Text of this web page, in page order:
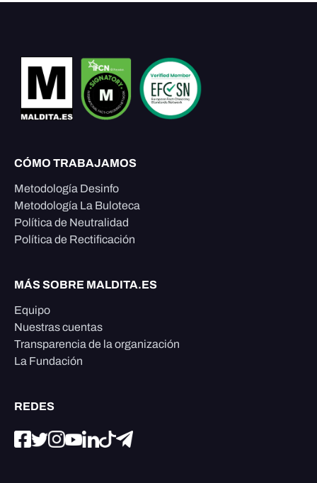
CÓMO TRABAJAMOS
Metodología Desinfo
Metodología La Buloteca
Política de Neutralidad
Política de Rectificación
MÁS SOBRE MALDITA.ES
Equipo
Nuestras cuentas
Transparencia de la organización
La Fundación
REDES